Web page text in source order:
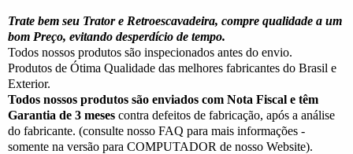
Trate bem seu Trator e Retroescavadeira, compre qualidade a um
bom Preço, evitando desperdício de tempo.
Todos nossos produtos são inspecionados antes do envio.
Produtos de Ótima Qualidade das melhores fabricantes do Brasil e
Exterior.
Todos nossos produtos são enviados com Nota Fiscal e têm
Garantia de 3 meses contra defeitos de fabricação, após a análise
do fabricante. (consulte nosso FAQ para mais informações -
somente na versão para COMPUTADOR de nosso Website).